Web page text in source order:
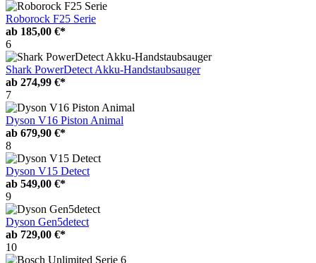
Roborock F25 Serie
ab 185,00 €*
6
Shark PowerDetect Akku-Handstaubsauger
ab 274,99 €*
7
Dyson V16 Piston Animal
ab 679,90 €*
8
Dyson V15 Detect
ab 549,00 €*
9
Dyson Gen5detect
ab 729,00 €*
10